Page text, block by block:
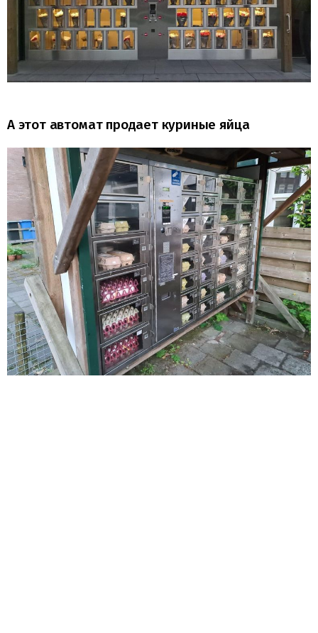
А этот автомат продает куриные яйца